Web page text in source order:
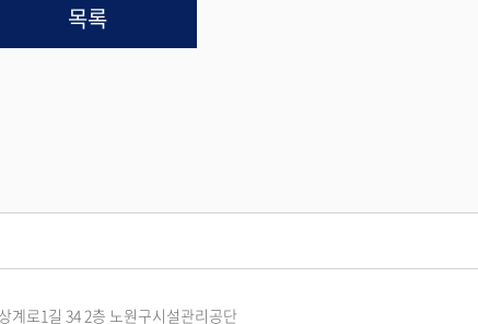
목록
계로1길 34 2층 노원구시설관리공단